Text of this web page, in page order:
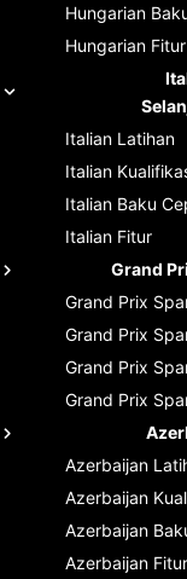
Hungarian
Hungarian Fitur
Italian Latihan
Italian
Italian Baku
Italian Fitur
Grand
Grand Prix
Grand Prix
Grand Prix
Grand Prix
Azerbaijan
Azerbaijan
Azerbaijan
Azerbaijan Fitur